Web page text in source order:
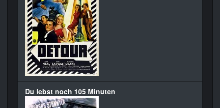
Du lebst noch 105 Minuten